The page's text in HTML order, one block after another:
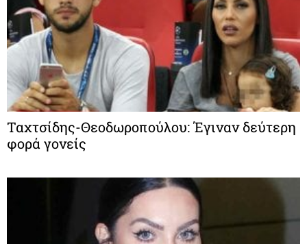
Ταχτσίδης-Θεοδωροπούλου: Έγιναν δεύτερη
φορά γονείς